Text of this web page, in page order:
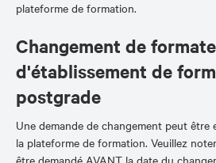
plateforme de formation.
Changement de
d'établissement de
postgrade
Une demande de changement peut être
la plateforme de formation. Veuillez